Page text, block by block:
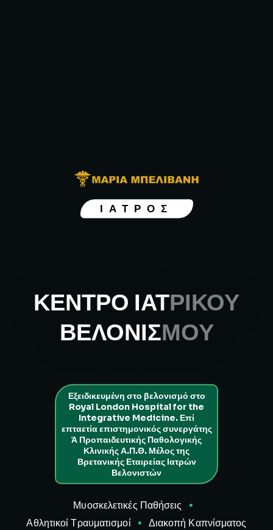
ΙΑΤΡΟΣ
ΚΕΝΤΡΟ ΙΑΤΡΙΚΟΥ
ΒΕΛΟΝΙΣΜΟΥ
Εξειδικευμένη στο βελονισμό στο
Royal London Hospital for the
Integrative Medicine. Επί
επταετία επιστημονικός συνεργάτης
Ά Προπαιδευτικής Παθολογικής
Κλινικής Α.Π.Θ. Μέλος της
Βρετανικής Εταιρείας Ιατρών
Βελονιστών
Μυοσκελετικές Παθήσεις
Αθλητικοί Τραυματισμοί
Διακοπή Καπνίσματος